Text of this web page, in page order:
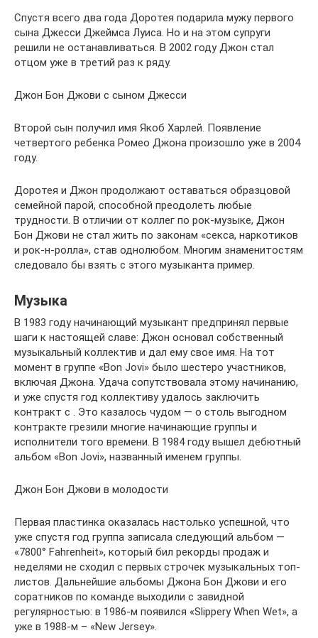
Спустя всего два года Доротея подарила мужу первого
сына Джесси Джеймса Луиса. Но и на этом супруги
решили не останавливаться. В 2002 году Джон стал
отцом уже в третий раз к ряду.
Джон Бон Джови с сыном Джесси
Второй сын получил имя Якоб Харлей. Появление
четвертого ребенка Ромео Джона произошло уже в 2004
году.
Доротея и Джон продолжают оставаться образцовой
семейной парой, способной преодолеть любые
трудности. В отличии от коллег по рок-музыке, Джон
Бон Джови не стал жить по законам «секса, наркотиков
и рок-н-ролла», став однолюбом. Многим знаменитостям
следовало бы взять с этого музыканта пример.
Музыка
В 1983 году начинающий музыкант предпринял первые
шаги к настоящей славе: Джон основал собственный
музыкальный коллектив и дал ему свое имя. На тот
момент в группе «Bon Jovi» было шестеро участников,
включая Джона. Удача сопутствовала этому начинанию,
и уже спустя год коллективу удалось заключить
контракт с . Это казалось чудом — о столь выгодном
контракте грезили многие начинающие группы и
исполнители того времени. В 1984 году вышел дебютный
альбом «Bon Jovi», названный именем группы.
Джон Бон Джови в молодости
Первая пластинка оказалась настолько успешной, что
уже спустя год группа записала следующий альбом —
«7800° Fahrenheit», который бил рекорды продаж и
неделями не сходил с первых строчек музыкальных топ-
листов. Дальнейшие альбомы Джона Бон Джови и его
соратников по команде выходили с завидной
регулярностью: в 1986-м появился «Slippery When Wet», а
уже в 1988-м – «New Jersey».